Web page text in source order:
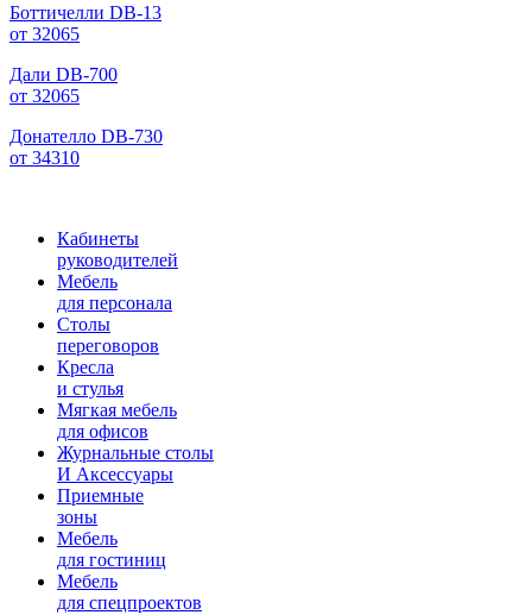
Боттичелли DB-13
от 32065
Дали DB-700
от 32065
Донателло DB-730
от 34310
Кабинеты
руководителей
Мебель
для персонала
Столы
переговоров
Кресла
и стулья
Мягкая мебель
для офисов
Журнальные столы
И Аксессуары
Приемные
зоны
Мебель
для гостиниц
Мебель
для cпецпроектов